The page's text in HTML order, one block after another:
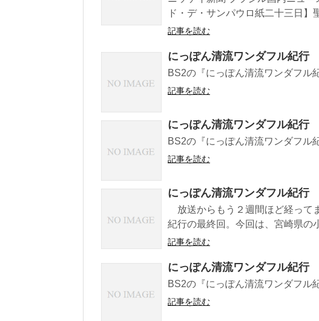
ド・デ・サンパウロ紙二十三日】
記事を読む
にっぽん清流ワンダフル紀行
BS2の『にっぽん清流ワンダフル
記事を読む
にっぽん清流ワンダフル紀行
BS2の『にっぽん清流ワンダフル
記事を読む
にっぽん清流ワンダフル紀行
放送からもう２週間ほど経って
紀行の最終回。今回は、宮崎県の
記事を読む
にっぽん清流ワンダフル紀行
BS2の『にっぽん清流ワンダフル
記事を読む